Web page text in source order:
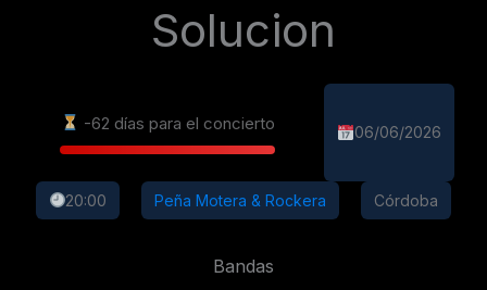
Solucion
-62 días para el concierto 06/06/2026
20:00 Peña Motera & Rockera Córdoba
Bandas